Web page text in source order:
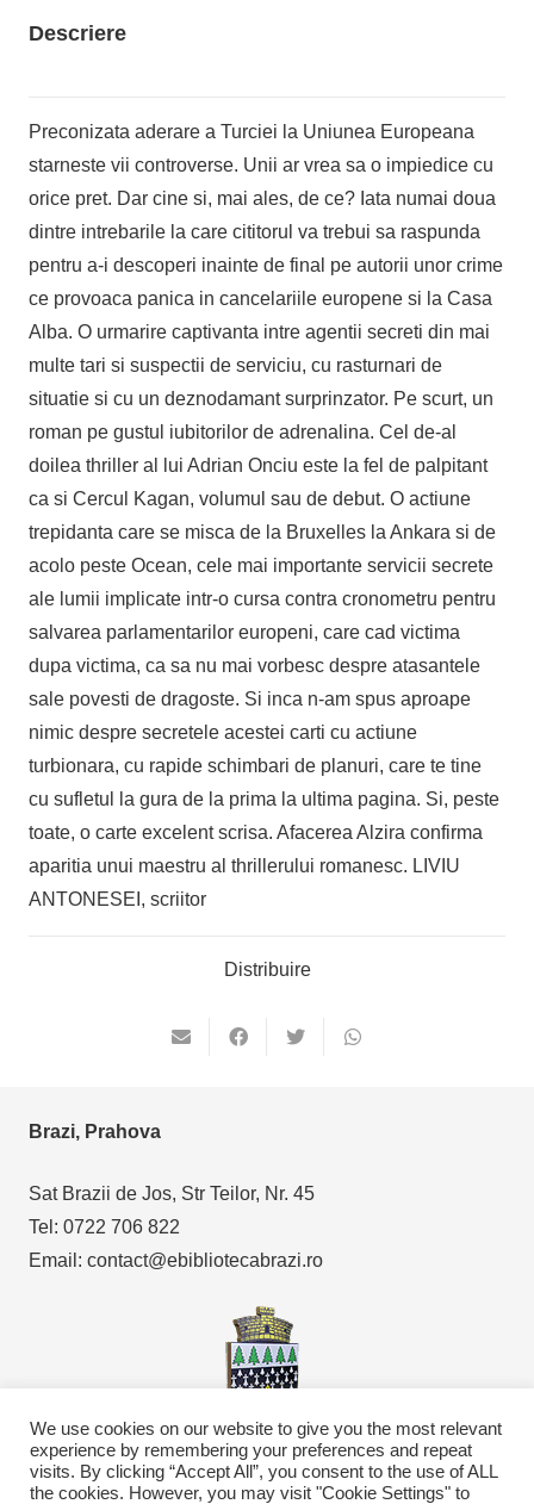
Descriere
Preconizata aderare a Turciei la Uniunea Europeana
starneste vii controverse. Unii ar vrea sa o impiedice cu
orice pret. Dar cine si, mai ales, de ce? Iata numai doua
dintre intrebarile la care cititorul va trebui sa raspunda
pentru a-i descoperi inainte de final pe autorii unor crime
ce provoaca panica in cancelariile europene si la Casa
Alba. O urmarire captivanta intre agentii secreti din mai
multe tari si suspectii de serviciu, cu rasturnari de
situatie si cu un deznodamant surprinzator. Pe scurt, un
roman pe gustul iubitorilor de adrenalina. Cel de-al
doilea thriller al lui Adrian Onciu este la fel de palpitant
ca si Cercul Kagan, volumul sau de debut. O actiune
trepidanta care se misca de la Bruxelles la Ankara si de
acolo peste Ocean, cele mai importante servicii secrete
ale lumii implicate intr-o cursa contra cronometru pentru
salvarea parlamentarilor europeni, care cad victima
dupa victima, ca sa nu mai vorbesc despre atasantele
sale povesti de dragoste. Si inca n-am spus aproape
nimic despre secretele acestei carti cu actiune
turbionara, cu rapide schimbari de planuri, care te tine
cu sufletul la gura de la prima la ultima pagina. Si, peste
toate, o carte excelent scrisa. Afacerea Alzira confirma
aparitia unui maestru al thrillerului romanesc. LIVIU
ANTONESEI, scriitor
Distribuire
Brazi, Prahova
Sat Brazii de Jos, Str Teilor, Nr. 45
Tel: 0722 706 822
Email: contact@ebibliotecabrazi.ro
Copyright © 2021eBibliotecaBrazi.ro
We use cookies on our website to give you the most relevant
experience by remembering your preferences and repeat
visits. By clicking “Accept All”, you consent to the use of ALL
the cookies. However, you may visit "Cookie Settings" to